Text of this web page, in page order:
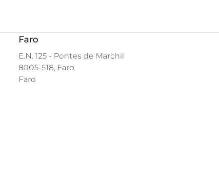
Faro
E.N. 125 - Pontes de Marchil
8005-518, Faro
Faro